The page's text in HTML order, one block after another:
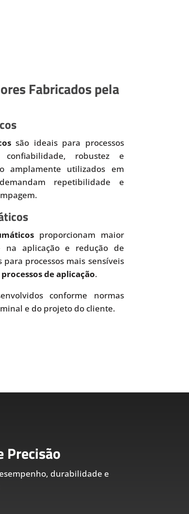
Fabricados pela
são ideais para processos
robustez e
amplamente utilizados em
repetibilidade e
proporcionam maior
na aplicação e redução de
processos mais sensíveis
de aplicação.
conforme normas
e do projeto do cliente.
Precisão
durabilidade e